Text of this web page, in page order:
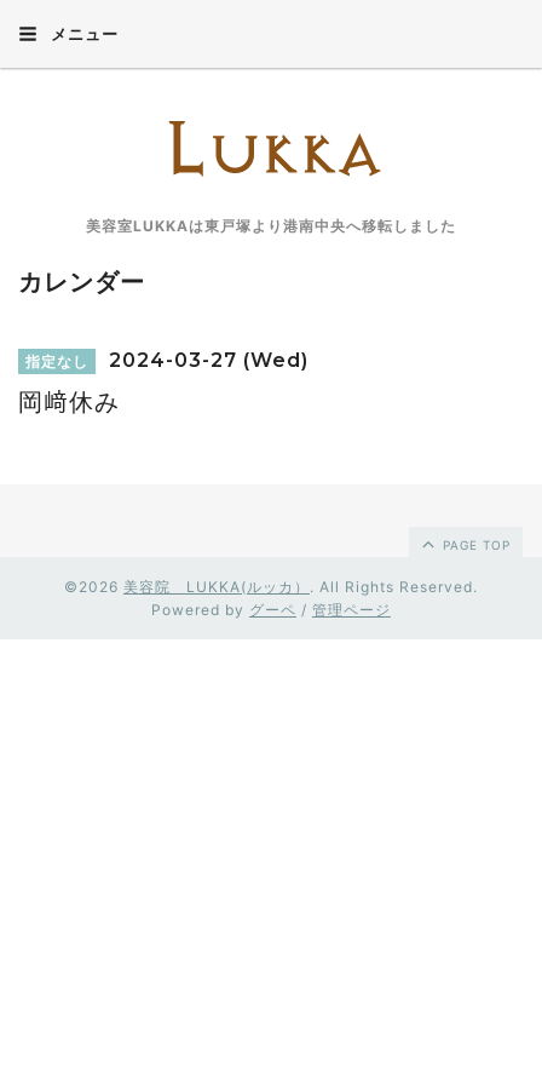
メニュー
美容室LUKKAは東戸塚より港南中央へ移転しました
カレンダー
指定なし 2024-03-27 (Wed)
岡﨑休み
PAGE TOP
©2026 美容院 LUKKA(ルッカ） . All Rights Reserved.
Powered by グーペ / 管理ページ